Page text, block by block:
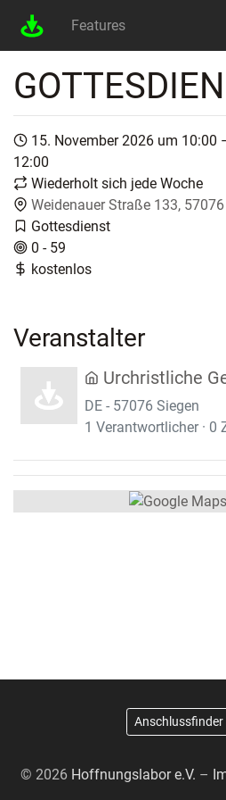
Features
15. November 2026 um 10:00
12:00
Wiederholt sich jede Woche
Weidenauer Straße 133, 57076
Gottesdienst
0 - 59
kostenlos
Veranstalter
Urchristliche
DE - 57076 Siegen
1 Verantwortlicher · 0
Anschlussfinder
© 2026 Hoffnungslabor e.V. –